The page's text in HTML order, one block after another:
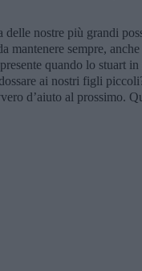
nostre più grandi
mantenere sempre,
quando lo stuart
ai nostri figli
d’aiuto al prossimo.